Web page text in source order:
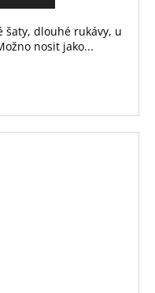
šaty, dlouhé rukávy, u
nosit jako...